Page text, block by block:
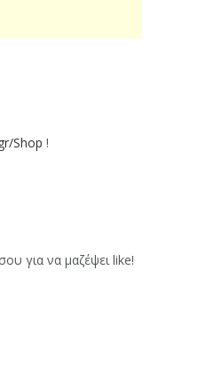
Shop !
για να μαζέψει like!